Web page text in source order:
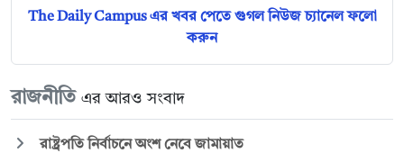
The Daily Campus এর খবর পেতে গুগল নিউজ চ্যানেল ফলো
করুন
রাজনীতি এর আরও সংবাদ
রাষ্ট্রপতি নির্বাচনে অংশ নেবে জামায়াত